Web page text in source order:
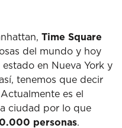
Time Square
del mundo y hoy
en Nueva York y
tenemos que decir
es el
ciudad por lo que
personas.